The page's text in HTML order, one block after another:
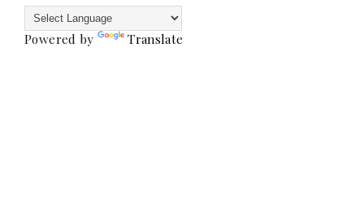
Powered by Translate